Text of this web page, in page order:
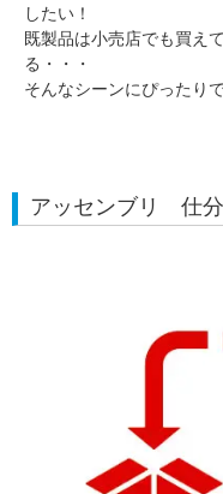
したい！
既製品は小売店でも買え
る・・・
そんなシーンにぴったりで
アッセンブリ 仕分